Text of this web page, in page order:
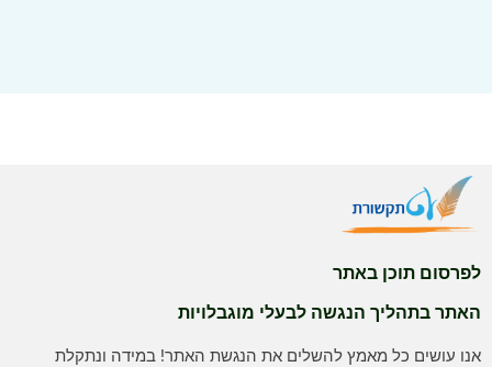
לפרסום תוכן באתר
האתר בתהליך הנגשה לבעלי מוגבלויות
אנו עושים כל מאמץ להשלים את הנגשת האתר! במידה ונתקלת